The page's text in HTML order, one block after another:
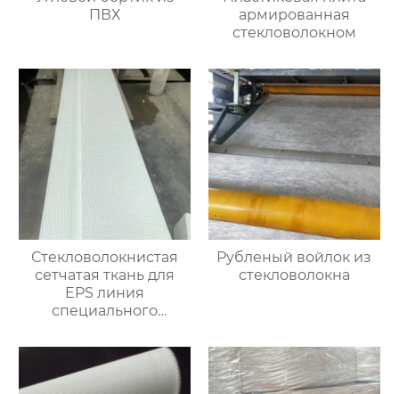
ПВХ
армированная
стекловолокном
Стекловолокнистая
сетчатая ткань для
EPS линия
специального
Рубленый войлок из
стекловолокна